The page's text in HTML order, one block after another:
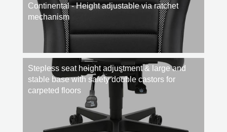
Continental - Height adjustable via ratchet
mechanism
Stepless seat height adjustment & large and
stable base with safety double castors for
carpeted floors